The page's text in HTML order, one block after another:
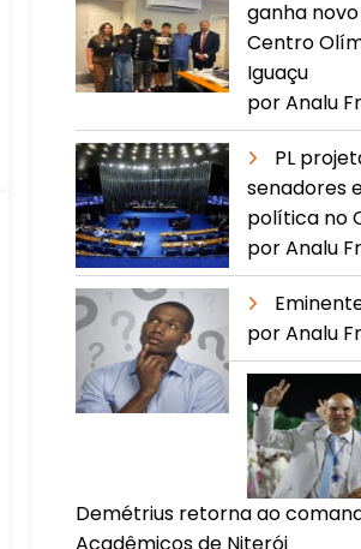
ganha
Centro
Iguaçu
por Analu
PL
senadores
política no
por Analu
por Analu
Demétrius retorna ao
Acadêmicos de Niterói